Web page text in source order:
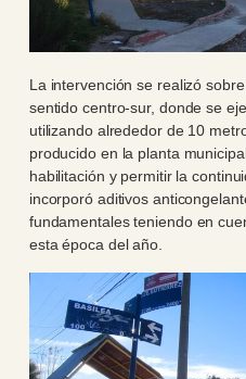
La intervención se realizó
sentido centro-sur, donde se
utilizando alrededor de 10
producido en la planta
habilitación y permitir la
incorporó aditivos
fundamentales teniendo en
esta época del año.